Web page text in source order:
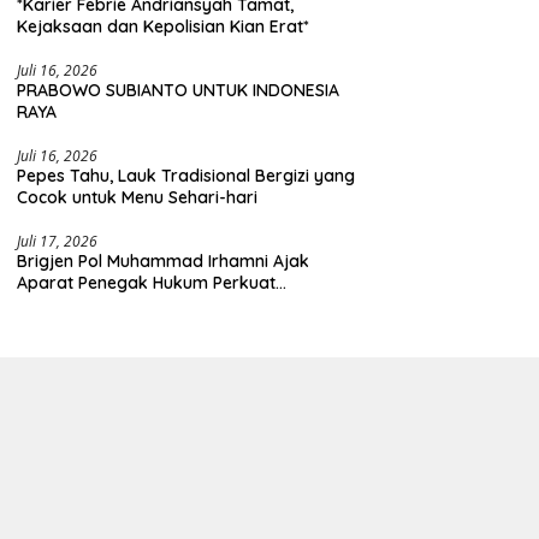
*Karier Febrie Andriansyah Tamat,
Kejaksaan dan Kepolisian Kian Erat*
Juli 16, 2026
PRABOWO SUBIANTO UNTUK INDONESIA
RAYA
Juli 16, 2026
Pepes Tahu, Lauk Tradisional Bergizi yang
Cocok untuk Menu Sehari-hari
Juli 17, 2026
Brigjen Pol Muhammad Irhamni Ajak
Aparat Penegak Hukum Perkuat